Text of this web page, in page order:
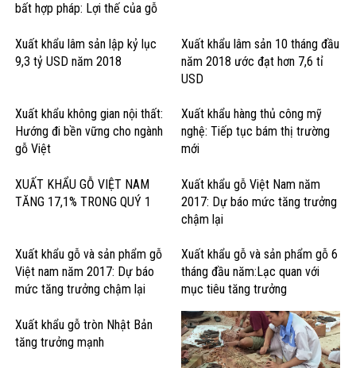
bất hợp pháp: Lợi thế của gỗ
Xuất khẩu lâm sản lập kỷ lục
9,3 tỷ USD năm 2018
Xuất khẩu lâm sản 10 tháng đầu
năm 2018 ước đạt hơn 7,6 tỉ
USD
Xuất khẩu không gian nội thất:
Hướng đi bền vững cho ngành
gỗ Việt
Xuất khẩu hàng thủ công mỹ
nghệ: Tiếp tục bám thị trường
mới
XUẤT KHẨU GỖ VIỆT NAM
TĂNG 17,1% TRONG QUÝ 1
Xuất khẩu gỗ Việt Nam năm
2017: Dự báo mức tăng trưởng
chậm lại
Xuất khẩu gỗ và sản phẩm gỗ
Việt nam năm 2017: Dự báo
mức tăng trưởng chậm lại
Xuất khẩu gỗ và sản phẩm gỗ 6
tháng đầu năm:Lạc quan với
mục tiêu tăng trưởng
Xuất khẩu gỗ tròn Nhật Bản
tăng trưởng mạnh